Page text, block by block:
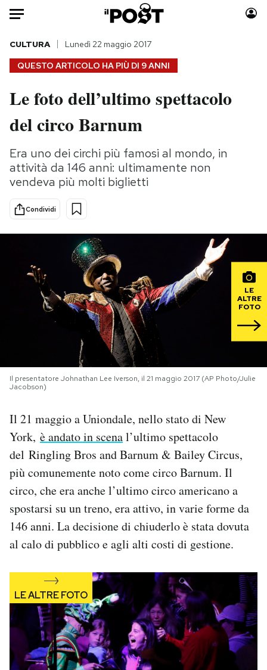
Auto
HOME
Italia
Politica
Tecnologia
Internet
Scienza
Cultura
Economia
Moda
Storie/Idee
Ok Boomer!
Mondiali calcio 2026
PODCAST
I MIEI PREFERITI
AREA PERSONALE
Area Personale
Newsletter
Notifiche mobile
Hai bisogno di aiuto?
Esci
QUESTO ARTICOLO HA PIÙ DI 9 ANNI
CULTURA Lunedì 22 maggio 2017
Le foto dell’ultimo spettacolo
del circo Barnum
Era uno dei circhi più famosi al mondo, in
attività da 146 anni: ultimamente non
vendeva più molti biglietti
Condividi
LE
ALTRE
FOTO
Il presentatore Johnathan Lee Iverson, il 21 maggio 2017 (AP Photo/Julie
Jacobson)
Il 21 maggio a Uniondale, nello stato di New
York, è andato in scenal’ultimo spettacolo
del Ringling Bros and Barnum & Bailey Circus,
più comunemente noto come circo Barnum. Il
circo, che era anche l’ultimo circo americano a
spostarsi su un treno, era attivo, in varie forme da
146 anni. La decisione di chiuderlo è stata dovuta
al calo di pubblico e agli alti costi di gestione.